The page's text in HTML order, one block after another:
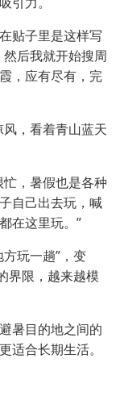
贴子里是这样写
后我就开始搜周
，应有尽有，完
，看着青山蓝天
，暑假也是各种
自己出去玩，喊
在这里玩。”
玩一趟”，变
界限，越来越模
暑目的地之间的
适合长期生活。